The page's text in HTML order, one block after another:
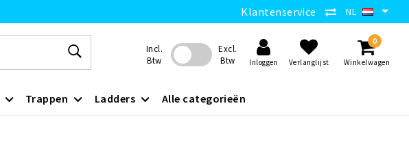
Klantenservice NL
Incl.
Btw
Excl.
Btw
Inloggen Verlanglijst
0
Winkelwagen
Trappen Ladders Alle categorieën